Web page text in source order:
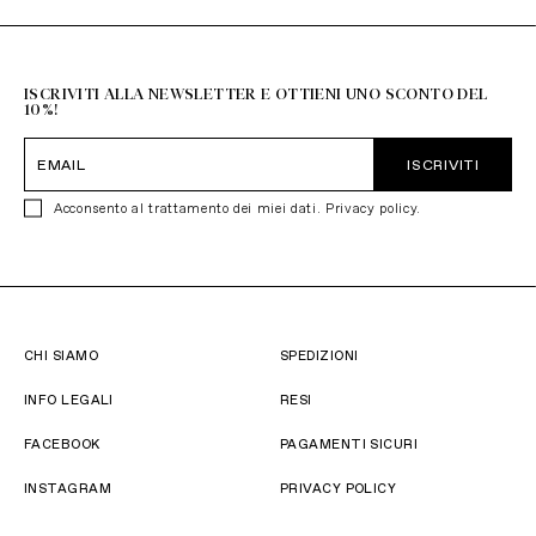
ISCRIVITI ALLA NEWSLETTER E OTTIENI UNO SCONTO DEL
10%!
ISCRIVITI
Acconsento al trattamento dei miei dati. Privacy policy.
CHI SIAMO
INFO LEGALI
FACEBOOK
INSTAGRAM
SPEDIZIONI
RESI
PAGAMENTI SICURI
PRIVACY POLICY